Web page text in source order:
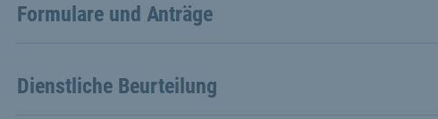
Formulare und Anträge
Dienstliche Beurteilung